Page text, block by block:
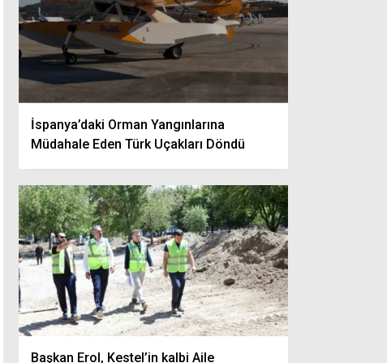
İspanya’daki Orman Yangınlarına
Müdahale Eden Türk Uçakları Döndü
Başkan Erol, Kestel’in kalbi Aile